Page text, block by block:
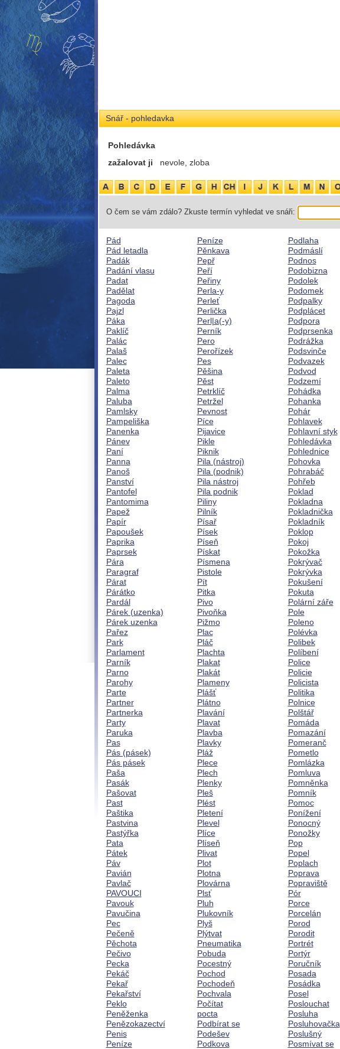
Snář - pohledavka
Pohledávka
zažalovat ji
nevole, zloba
O čem se vám zdálo? Zkuste termín vyhledat ve snáři:
Pád
Pád letadla
Padák
Padání vlasu
Padat
Padělat
Pagoda
Pajzl
Páka
Paklíč
Palác
Palaš
Palec
Paleta
Paleto
Palma
Paluba
Pamlsky
Pampeliška
Panenka
Pánev
Paní
Panna
Panoš
Panství
Pantofel
Pantomima
Papež
Papír
Papoušek
Paprika
Paprsek
Pára
Paragraf
Párat
Párátko
Pardál
Párek (uzenka)
Párek uzenka
Pařez
Park
Parlament
Parník
Parno
Parohy
Parte
Partner
Partnerka
Party
Paruka
Pas
Pás (pásek)
Pás pásek
Paša
Pasák
Pašovat
Past
Paštika
Pastvina
Pastýřka
Pata
Pátek
Páv
Pavián
Pavlač
PAVOUCI
Pavouk
Pavučina
Pec
Pečeně
Pěchota
Pečivo
Pecka
Pekáč
Pekař
Pekařství
Peklo
Peněženka
Penězokazectví
Penis
Peníze
Peníze
Pěnkava
Pepř
Peří
Peřiny
Perla-y
Perleť
Perlička
Perl|a(-y)
Perník
Pero
Perořízek
Pes
Pěšina
Pěst
Petrklíč
Petržel
Pevnost
Píce
Pijavice
Pikle
Piknik
Pila (nástroj)
Pila (podnik)
Pila nástroj
Pila podnik
Piliny
Pilník
Písař
Písek
Píseň
Pískat
Písmena
Pistole
Pít
Pitka
Pivo
Pivoňka
Pižmo
Plac
Pláč
Plachta
Plakat
Plakát
Plameny
Plášť
Plátno
Plavání
Plavat
Plavba
Plavky
Pláž
Plece
Plech
Plenky
Pleš
Plést
Pletení
Plevel
Plíce
Plíseň
Plivat
Plot
Plotna
Plovárna
Plsť
Pluh
Plukovník
Plyš
Plýtvat
Pneumatika
Pobuda
Pocestný
Pochod
Pochodeň
Pochvala
Počítat
pocta
Podbírat se
Podešev
Podkova
Podlaha
Podmáslí
Podnos
Podobizna
Podolek
Podomek
Podpalky
Podplácet
Podpora
Podprsenka
Podrážka
Podsvinče
Podvazek
Podvod
Podzemí
Pohádka
Pohanka
Pohár
Pohlavek
Pohlavní styk
Pohledávka
Pohlednice
Pohovka
Pohrabáč
Pohřeb
Poklad
Pokladna
Pokladnička
Pokladník
Poklop
Pokoj
Pokožka
Pokrývač
Pokrývka
Pokušení
Pokuta
Polární záře
Pole
Poleno
Polévka
Polibek
Políbení
Police
Policie
Policista
Politika
Polnice
Polštář
Pomáda
Pomazání
Pomeranč
Pometlo
Pomlázka
Pomluva
Pomněnka
Pomník
Pomoc
Ponížení
Ponocný
Ponožky
Pop
Popel
Poplach
Poprava
Popraviště
Pór
Porce
Porcelán
Porod
Porodit
Portrét
Portýr
Poručník
Posada
Posádka
Posel
Poslouchat
Posluha
Posluhovačka
Poslušný
Posmívat se